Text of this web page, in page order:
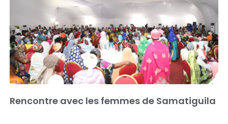
Rencontre avec les femmes de Samatiguila